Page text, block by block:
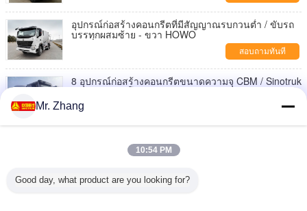
อุปกรณ์ก่อสร้างคอนกรีตที่มีสัญญาณรบกวนต่ำ / ขับรถ
บรรทุกผสมซ้าย - ขวา HOWO
สอบถามทันที
8 อุปกรณ์ก่อสร้างคอนกรีตขนาดความจุ CBM / Sinotruk
Howo 6x4 รถโม่ผสมคอนกรีต
สอบถามทันที
ผสมคอนกรีตพร้อมปั๊ม
Mr. Zhang
10:54 PM
Good day, what product are you looking for?